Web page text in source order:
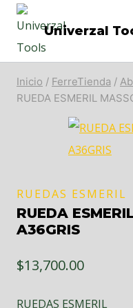
Saltar
contenido
Univerzal
Inicio / FerreTienda /
RUEDA ESMERIL
RUEDAS ESMERIL
RUEDA
A36GRIS
$13,700.00
RUEDAS ESMERIL